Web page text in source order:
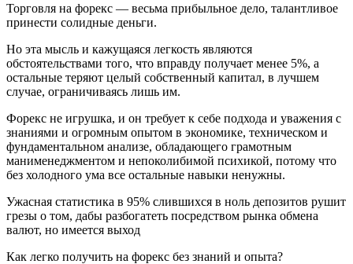
Торговля на форекс — весьма прибыльное дело, талантливое
принести солидные деньги.
Но эта мысль и кажущаяся легкость являются
обстоятельствами того, что вправду получает менее 5%, а
остальные теряют целый собственный капитал, в лучшем
случае, ограничиваясь лишь им.
Форекс не игрушка, и он требует к себе подхода и уважения с
знаниями и огромным опытом в экономике, техническом и
фундаментальном анализе, обладающего грамотным
манименеджментом и непоколибимой психикой, потому что
без холодного ума все остальные навыки ненужны.
Ужасная статистика в 95% слившихся в ноль депозитов рушит
грезы о том, дабы разбогатеть посредством рынка обмена
валют, но имеется выход
Как легко получить на форекс без знаний и опыта?